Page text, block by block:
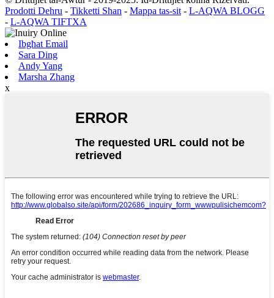
Prodotti Dehru - Tikketti Sħan - Mappa tas-sit - L-AQWA BLOGG
- L-AQWA TIFTXA
Ibgħat Email
Sara Ding
Andy Yang
Marsha Zhang
x